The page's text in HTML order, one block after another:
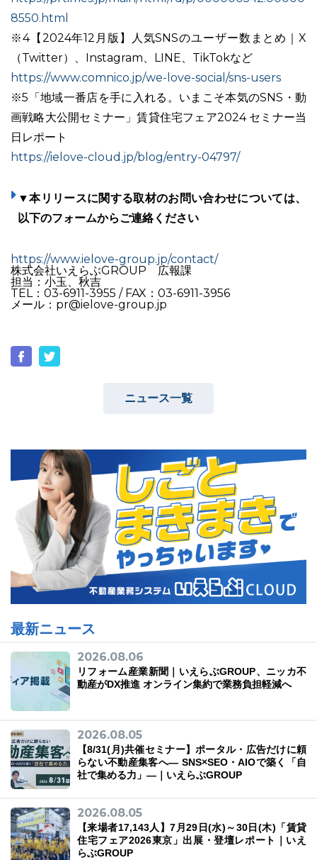
8550.html
※4【2024年12月版】人気SNSのユーザー数まとめ｜X
（Twitter）、Instagram、LINE、TikTokなど
https://www.comnico.jp/we-love-social/sns-users
※5「地域一番店を手に入れる。いまこそ本気のSNS・動
画戦略大公開セミナー」賃貸住宅フェア2024 セミナー当
日レポート
https://ielove-cloud.jp/blog/entry-04797/
▼本リリースに関する取材のお問い合わせについては、
以下のフォームからご連絡ください
https://www.ielove-group.jp/contact/
株式会社いえらぶGROUP 広報課
担当：小玉、秋吉
TEL：03-6911-3955 / FAX：03-6911-3956
メール：pr@ielove-group.jp
ニュース一覧
最新ニュース
2026.08.06
リフォーム産業新聞｜いえらぶGROUP、ニッカ不
動産がDX推進 オンライン集約で業務負担軽減へ
2026.08.05
【8/31(月)共催セミナー】ポータル・広告だけに頼
らない不動産集客へ― SNS×SEO・AIOで築く「自
社で集める力」―｜いえらぶGROUP
2026.08.05
【来場者17,143人】7月29日(水)～30日(木)「賃貸
住宅フェア2026東京」出展・登壇レポート｜いえ
らぶGROUP